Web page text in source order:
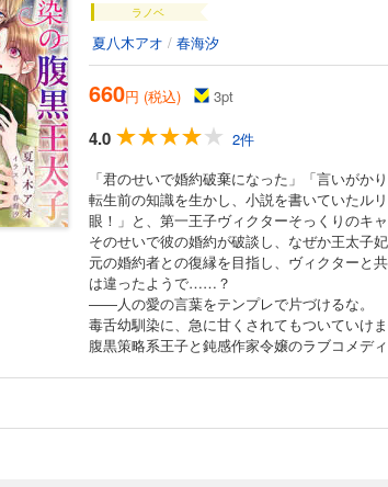
ラノベ
夏八木アオ / 春海汐
660円 (税込) 3pt
4.0
2件
「君のせいで婚約破棄になった」「言いがか
転生前の知識を生かし、小説を書いていたル
眼！」と、第一王子ヴィクターそっくりのキ
そのせいで彼の婚約が破談し、なぜか王太子
元の婚約者との復縁を目指し、ヴィクターと
は違ったようで……？
――人の愛の言葉をテンプレで片づけるな。
毒舌幼馴染に、急に甘くされてもついていけま
腹黒策略系王子と鈍感作家令嬢のラブコメディ